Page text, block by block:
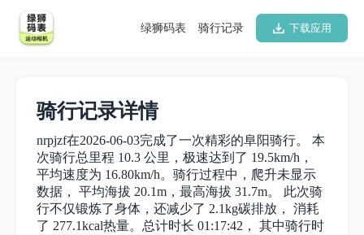
下载应用
骑行记录
绿狮码表
骑行记录详情
nrpjzf在2026-06-03完成了一次精彩的阜阳骑行。 本
次骑行总里程 10.3 公里，极速达到了 19.5km/h，
平均速度为 16.80km/h。骑行过程中，爬升未显示
数据， 平均海拔 20.1m，最高海拔 31.7m。 此次骑
行不仅锻炼了身体，还减少了 2.1kg碳排放， 消耗
了 277.1kcal热量。总计时长 01:17:42， 其中骑行时